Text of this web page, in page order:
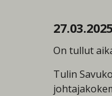
27.03.2025
On tullut
Tulin